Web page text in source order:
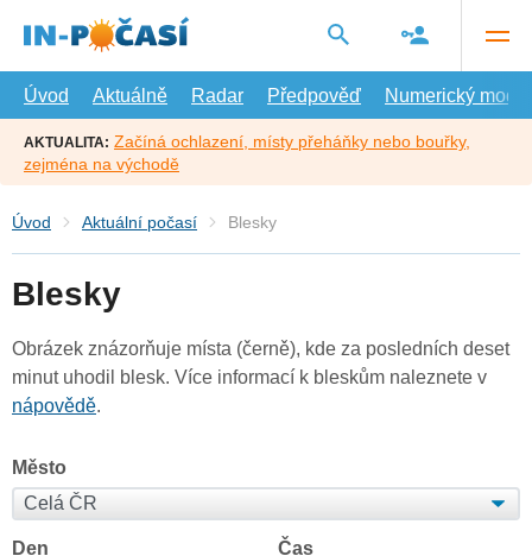
hlavní
Úvod
Aktuálně Radar Předpověď Numerický model
AKTUALITA: Začíná ochlazení, místy přeháňky nebo bouřky,
zejména na východě
Úvod Aktuální počasí Blesky
Blesky
Obrázek znázorňuje místa (černě), kde za posledních deset
minut uhodil blesk. Více informací k bleskům naleznete v
nápovědě.
Město
Den Čas